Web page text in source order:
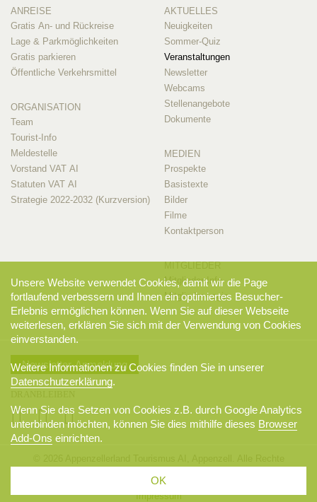
ANREISE
Gratis An- und Rückreise
Lage & Parkmöglichkeiten
Gratis parkieren
Öffentliche Verkehrsmittel
ORGANISATION
Team
Tourist-Info
Meldestelle
Vorstand VAT AI
Statuten VAT AI
Strategie 2022-2032 (Kurzversion)
AKTUELLES
Neuigkeiten
Sommer-Quiz
Veranstaltungen
Newsletter
Webcams
Stellenangebote
Dokumente
MEDIEN
Prospekte
Basistexte
Bilder
Filme
Kontaktperson
Mitglieder-Info
Mitglieder-Login
Newsletter-Anmeldung
Datenschutzerklärung
Impressum
Unsere Website verwendet Cookies, damit wir die Page
fortlaufend verbessern und Ihnen ein optimiertes Besucher-
Erlebnis ermöglichen können. Wenn Sie auf dieser Webseite
weiterlesen, erklären Sie sich mit der Verwendung von Cookies
einverstanden.
Weitere Informationen zu Cookies finden Sie in unserer
Datenschutzerklärung.
Wenn Sie das Setzen von Cookies z.B. durch Google Analytics
unterbinden möchten, können Sie dies mithilfe dieses Browser
Add-Ons einrichten.
OK